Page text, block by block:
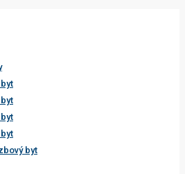
byt